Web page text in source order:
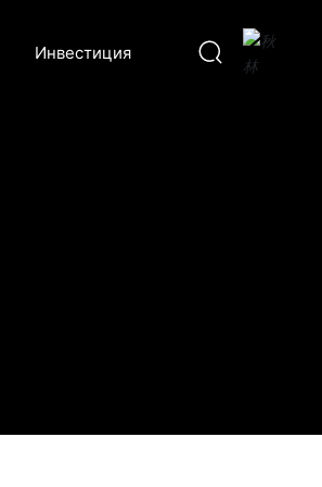
Инвестиция